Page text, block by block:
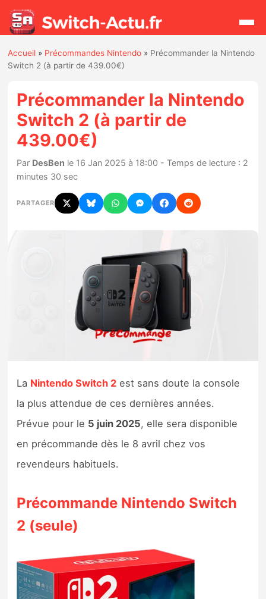
Actualités
Jeux
Hardware
Mises à jour
Nintendo Direct
Tests et previews
Tests d’accessoires
Previews
Précommandes jeux Switch 2
Bons plans
Accueil » Précommandes Nintendo » Précommander la Nintendo
Switch 2 (à partir de 439.00€)
Précommander la Nintendo
Switch 2 (à partir de
439.00€)
Par DesBen le 16 Jan 2025 à 18:00 - Temps de lecture : 2
minutes 30 sec
PARTAGER
La Nintendo Switch 2 est sans doute la console
la plus attendue de ces dernières années.
Prévue pour le 5 juin 2025, elle sera disponible
en précommande dès le 8 avril chez vos
revendeurs habituels.
Précommande Nintendo Switch
2 (seule)